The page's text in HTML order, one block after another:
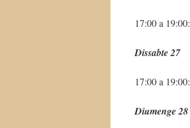
17:00 a 19:00:
Dissabte 27
17:00 a 19:00:
Diumenge 28